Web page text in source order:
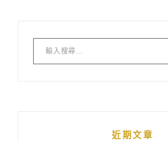
近期文章